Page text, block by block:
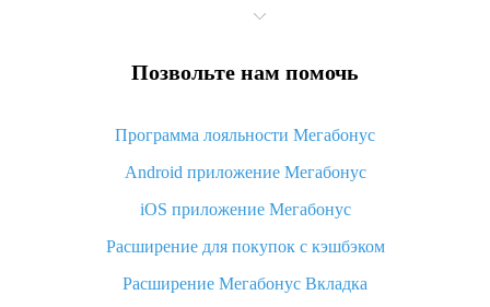
Что значит статус «Заказ закрыт» на Алиэкспресс и что
Что делать, если Алиэкспресс просит ввести паспортные
Как узнать, куда пришла посылка с Алиэкспресс
Вы отменили заказ на Алиэкспресс, когда вернут деньги?
Что такое баллы на Алиэкспресс, как их получить и
«AliExpress Standard Shipping»: что это за метод доставки и
как его отслеживать
Позвольте нам помочь
Программа лояльности Мегабонус
Android приложение Мегабонус
iOS приложение Мегабонус
Расширение для покупок с кэшбэком
Расширение Мегабонус Вкладка